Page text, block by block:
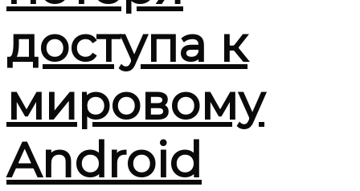
доступа к
мировому
Android